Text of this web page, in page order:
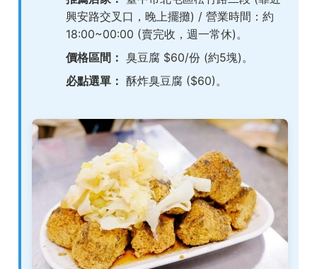
興安路交叉口，晚上擺攤) / 營業時間：約
18:00~00:00 (賣完收，週一常休)。
價格區間： 臭豆腐 $60/份 (約5塊)。
必點選單： 酥炸臭豆腐 ($60)。